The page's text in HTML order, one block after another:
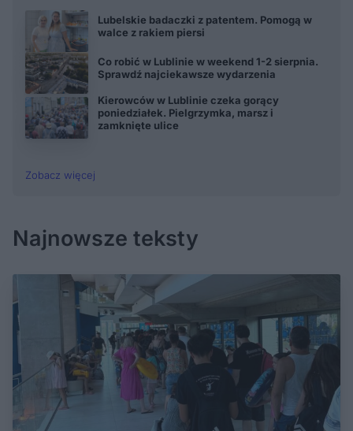
Lubelskie badaczki z patentem. Pomogą w
walce z rakiem piersi
Co robić w Lublinie w weekend 1-2 sierpnia.
Sprawdź najciekawsze wydarzenia
Kierowców w Lublinie czeka gorący
poniedziałek. Pielgrzymka, marsz i
zamknięte ulice
Zobacz więcej
Najnowsze teksty